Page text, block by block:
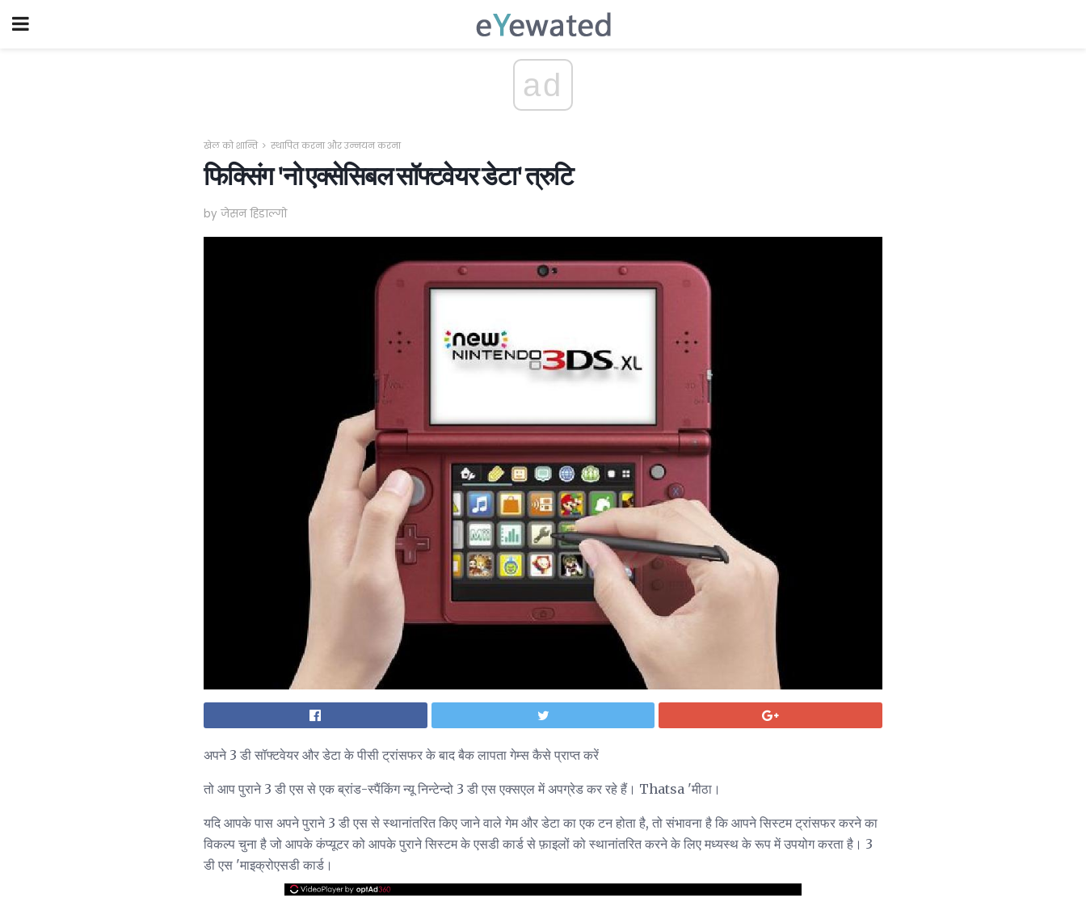
ad
खेल को शान्ति स्थापित करना और उन्नयन करना
फिक्सिंग 'नो एक्सेसिबल सॉफ्टवेयर डेटा' त्रुटि
by जेसन हिडाल्गो
अपने 3 डी सॉफ्टवेयर और डेटा के पीसी ट्रांसफर के बाद बैक लापता गेम्स कैसे प्राप्त करें
तो आप पुराने 3 डी एस से एक ब्रांड-स्पैंकिंग न्यू निन्टेन्दो 3 डी एस एक्सएल में अपग्रेड कर रहे हैं। Thatsa 'मीठा।
यदि आपके पास अपने पुराने 3 डी एस से स्थानांतरित किए जाने वाले गेम और डेटा का एक टन होता है, तो संभावना है कि आपने सिस्टम ट्रांसफर करने का
विकल्प चुना है जो आपके कंप्यूटर को आपके पुराने सिस्टम के एसडी कार्ड से फ़ाइलों को स्थानांतरित करने के लिए मध्यस्थ के रूप में उपयोग करता है। 3
डी एस 'माइक्रोएसडी कार्ड।